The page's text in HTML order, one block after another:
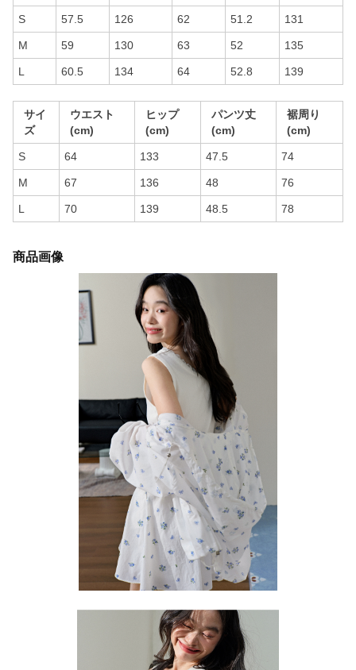
S 57.5 126 62 51.2 131
M 59 130 63 52 135
L 60.5 134 64 52.8 139
サイ
ズ
ウエスト
(cm)
ヒップ
(cm)
パンツ丈
(cm)
裾周り
(cm)
S 64 133 47.5 74
M 67 136 48 76
L 70 139 48.5 78
商品画像